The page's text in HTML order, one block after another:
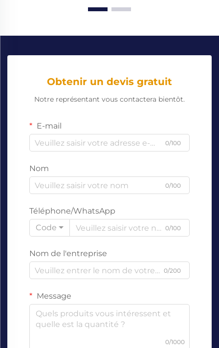
Obtenir un devis gratuit
Notre représentant vous contactera bientôt.
E-mail
0/100
Nom
0/100
Téléphone/WhatsApp
Code
0/100
Nom de l'entreprise
0/200
Message
0/1000